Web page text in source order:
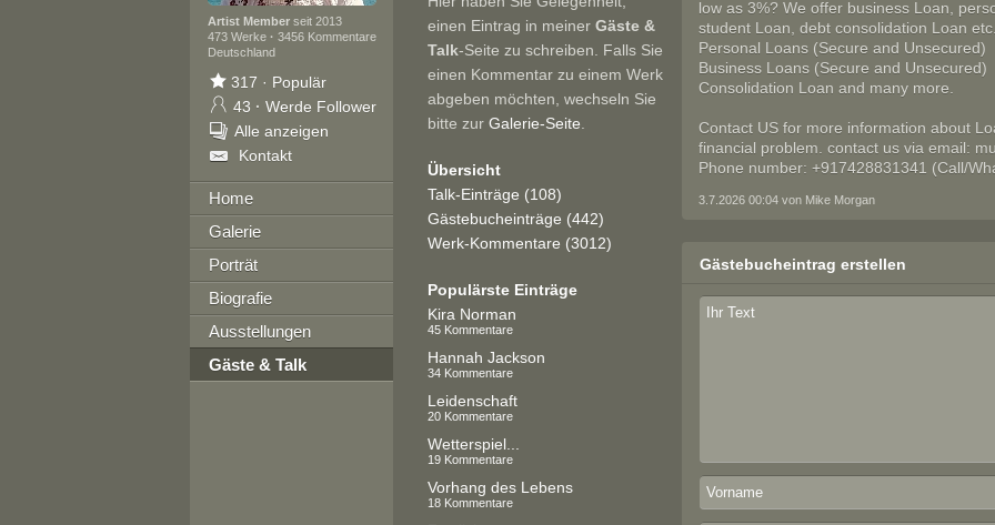
Artist Memberseit 2013
473 Werke · 3456 Kommentare
Deutschland
317 · Populär
43 · Werde Follower
Alle anzeigen
Kontakt
Home
Galerie
Porträt
Biografie
Ausstellungen
Gäste & Talk
einen Eintrag in meiner Gäste &
Talk-Seite zu schreiben. Falls Sie
einen Kommentar zu einem Werk
abgeben möchten, wechseln Sie
bitte zur Galerie-Seite
Übersicht
Talk-Einträge (108)
Gästebucheinträge (442)
Werk-Kommentare (3012)
Populärste Einträge
Kira Norman
45 Kommentare
Hannah Jackson
34 Kommentare
Leidenschaft
20 Kommentare
Wetterspiel...
19 Kommentare
Vorhang des Lebens
18 Kommentare
low as 3%? We offer business Loan,
student Loan, debt consolidation Loan
Personal Loans (Secure and Unsecured)
Business Loans (Secure and Unsecured)
Consolidation Loan and many more.
Contact US for more information about
financial problem. contact us via email:
Phone number: +917428831341 (Call/
3.7.2026 00:04 von Mike Morgan
Gästebucheintrag erstellen